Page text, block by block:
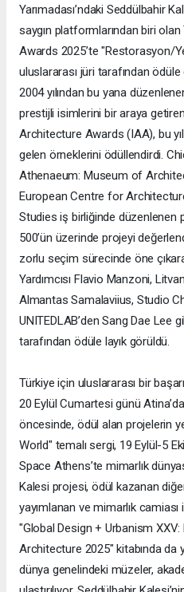
Yarımadası’ndaki Seddülbahir
saygın platformlarından biri
Awards 2025’te "Restorasyon/
uluslararası jüri tarafından
2004 yılından bu yana
prestijli isimlerini bir araya
Architecture Awards (IAA), bu
gelen örneklerini ödüllendirdi.
Athenaeum: Museum of
European Centre for
Studies iş birliğinde düzenlenen
500’ün üzerinde projeyi
zorlu seçim sürecinde öne
Yardımcısı Flavio Manzoni,
Almantas Samalaviius, Studio
UNITEDLAB’den Sang Dae Lee
tarafından ödüle layık görüldü.
Türkiye için uluslararası bir başarı
20 Eylül Cumartesi günü
öncesinde, ödül alan projelerin
World" temalı sergi, 19 Eylül-5
Space Athens’te mimarlık
Kalesi projesi, ödül kazanan
yayımlanan ve mimarlık
"Global Design + Urbanism
Architecture 2025" kitabında da
dünya genelindeki müzeler,